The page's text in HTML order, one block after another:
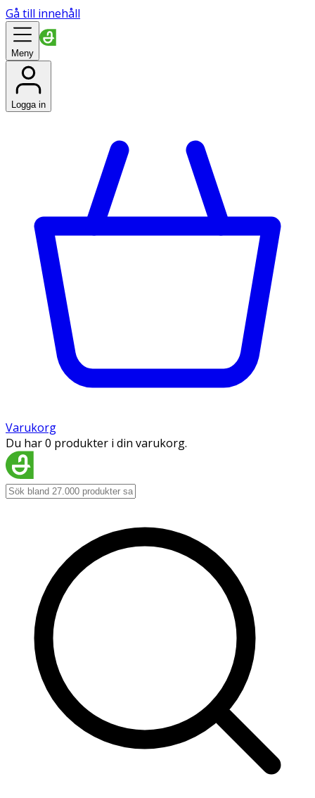
Gå till innehåll
Meny
Logga in
Varukorg
Du har 0 produkter i din varukorg.